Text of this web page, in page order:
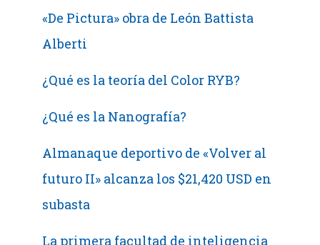
«De Pictura» obra de León Battista
Alberti
¿Qué es la teoría del Color RYB?
¿Qué es la Nanografía?
Almanaque deportivo de «Volver al
futuro II» alcanza los $21,420 USD en
subasta
La primera facultad de inteligencia